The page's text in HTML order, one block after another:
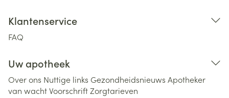
Klantenservice
FAQ
Uw apotheek
Over ons Nuttige links Gezondheidsnieuws Apotheker
van wachtVoorschriftZorgtarieven